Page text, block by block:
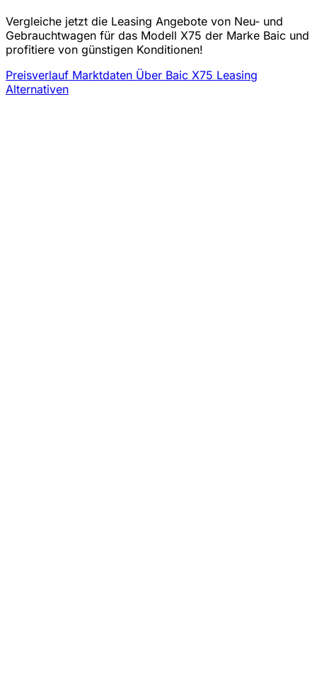
Vergleiche jetzt die Leasing Angebote von Neu- und
Gebrauchtwagen für das Modell X75 der Marke Baic und
profitiere von günstigen Konditionen!
Preisverlauf Marktdaten Über Baic X75 Leasing
Alternativen